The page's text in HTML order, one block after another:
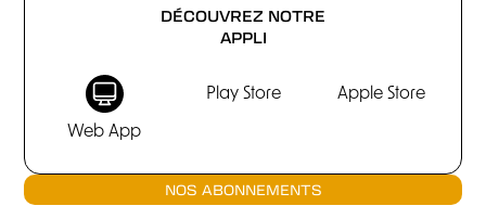
DÉCOUVREZ NOTRE
APPLI
Web App
Play Store Apple Store
NOS ABONNEMENTS